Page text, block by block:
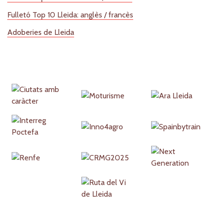
Fulletó Top 10 Lleida: anglès / francès
Adoberies de Lleida
Partners